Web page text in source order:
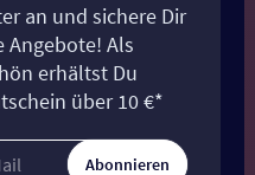
an und sichere Dir
Angebote! Als
erhältst Du
über 10 €*
Abonnieren